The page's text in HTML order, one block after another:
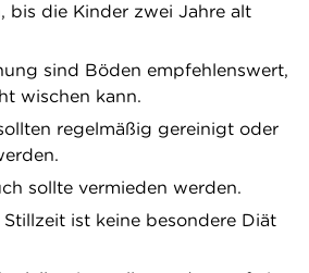
bis die Kinder zwei Jahre alt
sind Böden empfehlenswert,
wischen kann.
regelmäßig gereinigt oder
sollte vermieden werden.
ist keine besondere Diät